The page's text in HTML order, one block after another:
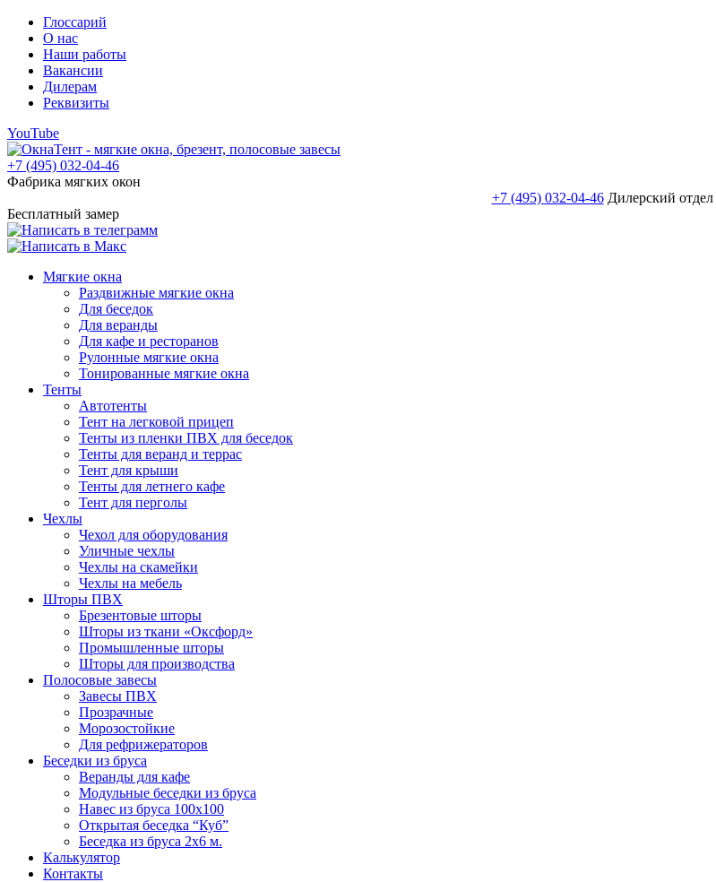
Глоссарий
О нас
Наши работы
Вакансии
Дилерам
Реквизиты
YouTube
+7 (495) 032-04-46
Фабрика мягких окон
+7 (495) 032-04-46 Дилерский отдел
Бесплатный замер
Мягкие окна
Раздвижные мягкие окна
Для беседок
Для веранды
Для кафе и ресторанов
Рулонные мягкие окна
Тонированные мягкие окна
Тенты
Автотенты
Тент на легковой прицеп
Тенты из пленки ПВХ для беседок
Тенты для веранд и террас
Тент для крыши
Тенты для летнего кафе
Тент для перголы
Чехлы
Чехол для оборудования
Уличные чехлы
Чехлы на скамейки
Чехлы на мебель
Шторы ПВХ
Брезентовые шторы
Шторы из ткани «Оксфорд»
Промышленные шторы
Шторы для производства
Полосовые завесы
Завесы ПВХ
Прозрачные
Морозостойкие
Для рефрижераторов
Беседки из бруса
Веранды для кафе
Модульные беседки из бруса
Навес из бруса 100х100
Открытая беседка “Куб”
Беседка из бруса 2х6 м.
Калькулятор
Контакты